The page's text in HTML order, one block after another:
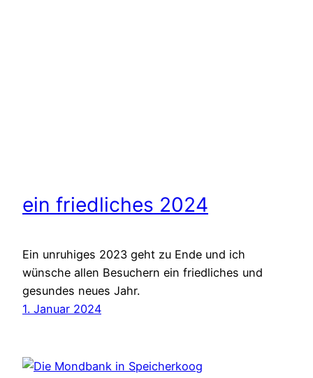
ein friedliches 2024
Ein unruhiges 2023 geht zu Ende und ich
wünsche allen Besuchern ein friedliches und
gesundes neues Jahr.
1. Januar 2024